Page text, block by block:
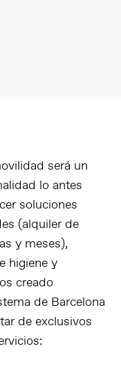
será un
lo antes
soluciones
(alquiler de
y meses),
higiene y
creado
de Barcelona
de exclusivos